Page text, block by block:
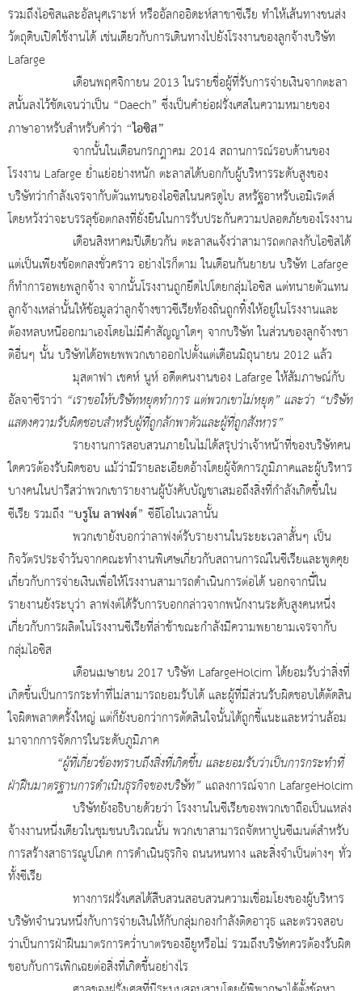
รวมถึงไอซิสและอัลนุศเราะห์ หรืออัลกออิดะห์สาขาซีเรีย ทำให้เส้นทางขนส่ง
วัตถุดิบเปิดใช้งานได้ เช่นเดียวกับการเดินทางไปยังโรงงานของลูกจ้างบริษัท
Lafarge
เดือนพฤศจิกายน 2013 ในรายชื่อผู้ที่รับการจ่ายเงินจากตะลา
สนั้นลงไว้ชัดเจนว่าเป็น “Daech” ซึ่งเป็นคำย่อฝรั่งเศสในความหมายของ
ภาษาอาหรับสำหรับคำว่า “ไอซิส”
จากนั้นในเดือนกรกฎาคม 2014 สถานการณ์รอบด้านของ
โรงงาน Lafarge ย่ำแย่อย่างหนัก ตะลาสได้บอกกับผู้บริหารระดับสูงของ
บริษัทว่ากำลังเจรจากับตัวแทนของไอซิสในนครดูไบ สหรัฐอาหรับเอมิเรตส์
โดยหวังว่าจะบรรลุข้อตกลงที่ยั่งยืนในการรับประกันความปลอดภัยของโรงงาน
เดือนสิงหาคมปีเดียวกัน ตะลาสแจ้งว่าสามารถตกลงกับไอซิสได้
แต่เป็นเพียงข้อตกลงชั่วคราว อย่างไรก็ตาม ในเดือนกันยายน บริษัท Lafarge
ก็ทำการอพยพลูกจ้าง จากนั้นโรงงานถูกยึดไปโดยกลุ่มไอซิส แต่ทนายตัวแทน
ลูกจ้างเหล่านั้นให้ข้อมูลว่าลูกจ้างชาวซีเรียท้องถิ่นถูกทิ้งให้อยู่ในโรงงานและ
ต้องหลบหนีออกมาเองโดยไม่มีคำสัญญาใดๆ จากบริษัท ในส่วนของลูกจ้างชา
ติอื่นๆ นั้น บริษัทได้อพยพพวกเขาออกไปตั้งแต่เดือนมิถุนายน 2012 แล้ว
มุสตาฟา เชคห์ นูห์ อดีตคนงานของ Lafarge ให้สัมภาษณ์กับ
อัลจาซีราว่า “เราขอให้บริษัทหยุดทำการ แต่พวกเขาไม่หยุด” และว่า “บริษัท
แสดงความรับผิดชอบสำหรับผู้ที่ถูกลักพาตัวและผู้ที่ถูกสังหาร”
รายงานการสอบสวนภายในไม่ได้สรุปว่าเจ้าหน้าที่ของบริษัทคน
ใดควรต้องรับผิดชอบ แม้ว่ามีรายละเอียดอ้างโดยผู้จัดการภูมิภาคและผู้บริหาร
บางคนในปารีสว่าพวกเขารายงานผู้บังคับบัญชาเสมอถึงสิ่งที่กำลังเกิดขึ้นใน
ซีเรีย รวมถึง “บรูโน ลาฟงต์” ซีอีโอในเวลานั้น
พวกเขายังบอกว่าลาฟงต์รับรายงานในระยะเวลาสั้นๆ เป็น
กิจวัตรประจำวันจากคณะทำงานพิเศษเกี่ยวกับสถานการณ์ในซีเรียและพูดคุย
เกี่ยวกับการจ่ายเงินเพื่อให้โรงงานสามารถดำเนินการต่อได้ นอกจากนี้ใน
รายงานยังระบุว่า ลาฟงต์ได้รับการบอกกล่าวจากพนักงานระดับสูงคนหนึ่ง
เกี่ยวกับการผลิตในโรงงานซีเรียที่ล่าช้าขณะกำลังมีความพยายามเจรจากับ
กลุ่มไอซิส
เดือนเมษายน 2017 บริษัท LafargeHolcim ได้ยอมรับว่าสิ่งที่
เกิดขึ้นเป็นการกระทำที่ไม่สามารถยอมรับได้ และผู้ที่มีส่วนรับผิดชอบได้ตัดสิน
ใจผิดพลาดครั้งใหญ่ แต่ก็ยังบอกว่าการตัดสินใจนั้นได้ถูกชี้แนะและหว่านล้อม
มาจากการจัดการในระดับภูมิภาค
“ผู้ที่เกี่ยวข้องทราบถึงสิ่งที่เกิดขึ้น และยอมรับว่าเป็นการกระทำที่
ฝ่าฝืนมาตรฐานการดำเนินธุรกิจของบริษัท” แถลงการณ์จาก LafargeHolcim
บริษัทยังอธิบายด้วยว่า โรงงานในซีเรียของพวกเขาถือเป็นแหล่ง
จ้างงานหนึ่งเดียวในชุมชนบริเวณนั้น พวกเขาสามารถจัดหาปูนซีเมนต์สำหรับ
การสร้างสาธารณูปโภค การดำเนินธุรกิจ ถนนหนทาง และสิ่งจำเป็นต่างๆ ทั่ว
ทั้งซีเรีย
ทางการฝรั่งเศสได้สืบสวนสอบสวนความเชื่อมโยงของผู้บริหาร
บริษัทจำนวนหนึ่งกับการจ่ายเงินให้กับกลุ่มกองกำลังติดอาวุธ และตรวจสอบ
ว่าเป็นการฝ่าฝืนมาตรการคว่ำบาตรของอียูหรือไม่ รวมถึงบริษัทควรต้องรับผิด
ชอบกับการเพิกเฉยต่อสิ่งที่เกิดขึ้นอย่างไร